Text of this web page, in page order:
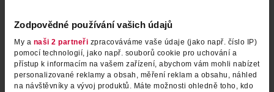
Zodpovědné používání vašich údajů
My a naši 2 partneři zpracováváme vaše údaje (jako např. číslo IP)
pomocí technologií, jako např. souborů cookie pro uchování a
přístup k informacím na vašem zařízení, abychom vám mohli nabízet
personalizované reklamy a obsah, měření reklam a obsahu, náhled
na návštěvníky a vývoj produktů. Máte možnosti ohledně toho, kdo
Antiperspirant tuhý pro ženy
Classic Fresh
Antiperspirant roll-on Active
Citrus and Lime Fresh